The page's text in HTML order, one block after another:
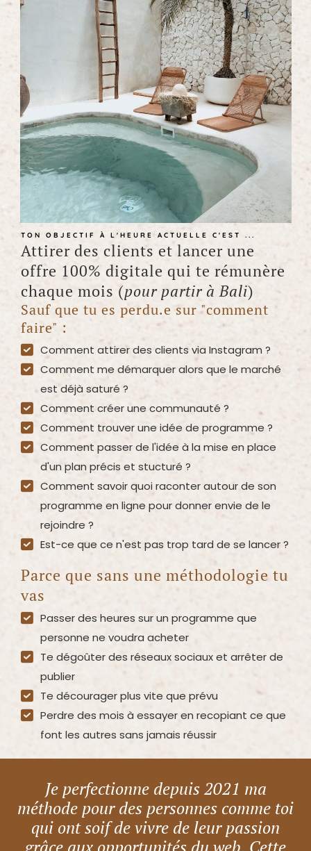
TON OBJECTIF À L'HEURE ACTUELLE C'EST ...
Attirer des clients et lancer une
offre 100% digitale qui te rémunère
chaque mois (pour partir à Bali)
Sauf que tu es perdu.e sur "comment
faire" :
Comment attirer des clients via Instagram ?
Comment me démarquer alors que le marché
est déjà saturé ?
Comment créer une communauté ?
Comment trouver une idée de programme ?
Comment passer de l'idée à la mise en place
d'un plan précis et stucturé ?
Comment savoir quoi raconter autour de son
programme en ligne pour donner envie de le
rejoindre ?
Est-ce que ce n'est pas trop tard de se lancer ?
Parce que sans une méthodologie tu
vas
Passer des heures sur un programme que
personne ne voudra acheter
Te dégoûter des réseaux sociaux et arrêter de
publier
Te décourager plus vite que prévu
Perdre des mois à essayer en recopiant ce que
font les autres sans jamais réussir
Je perfectionne depuis 2021 ma
méthode pour des personnes comme toi
qui ont soif de vivre de leur passion